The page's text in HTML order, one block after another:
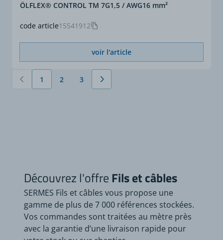
code article15541912
ÖLFLEX® CONTROL TM 7G1,5 / AWG16 mm²
voir l'article
Vous lisez actuellement la page
1 Page
2 Page
3
Découvrez l'offreFils et câbles
SERMES Fils et câbles vous propose une
gamme de plus de 7 000 références stockées.
Vos commandes sont traitées au mètre près
avec la garantie d’une livraison rapide pour